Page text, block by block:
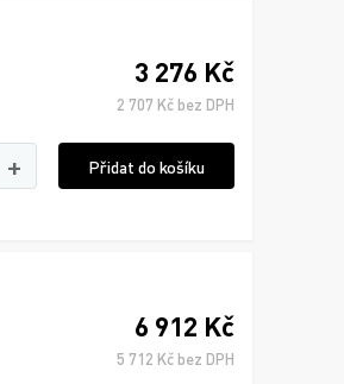
3 276 Kč
2 707 Kč bez DPH
+ Přidat do košíku
6 912 Kč
5 712 Kč bez DPH